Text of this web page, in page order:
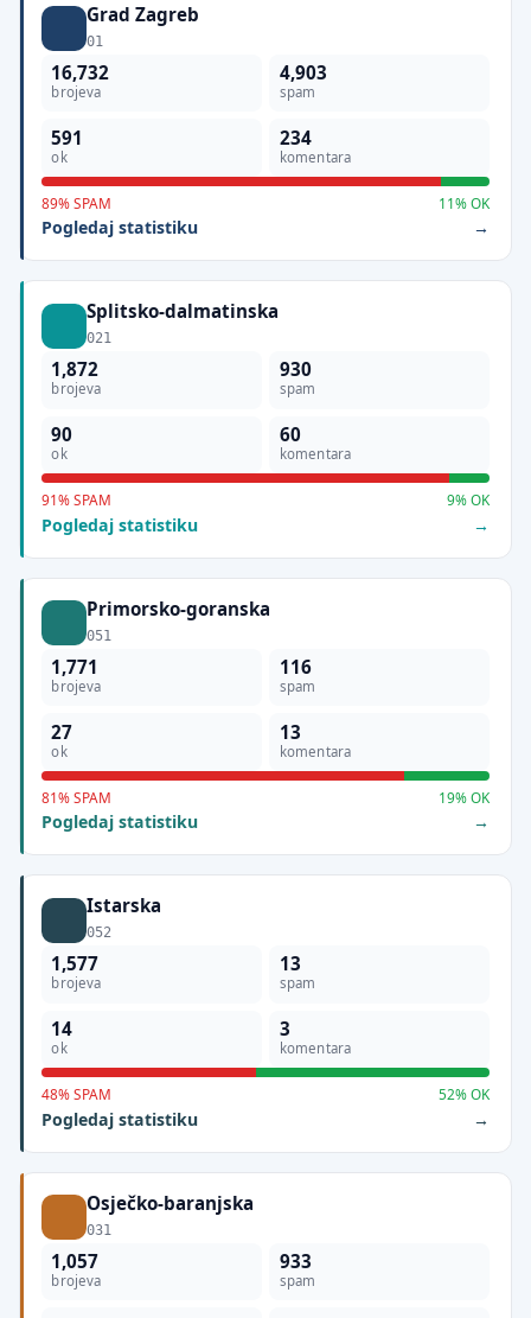
Grad Zagreb
01
16,732
brojeva
4,903
spam
591
ok
234
komentara
89% SPAM 11% OK
Pogledaj statistiku
Splitsko-dalmatinska
021
1,872
brojeva
930
spam
90
ok
60
komentara
91% SPAM 9% OK
Pogledaj statistiku
Primorsko-goranska
051
1,771
brojeva
116
spam
27
ok
13
komentara
81% SPAM 19% OK
Pogledaj statistiku
Istarska
052
1,577
brojeva
13
spam
14
ok
3
komentara
48% SPAM 52% OK
Pogledaj statistiku
Osječko-baranjska
031
1,057
brojeva
933
spam